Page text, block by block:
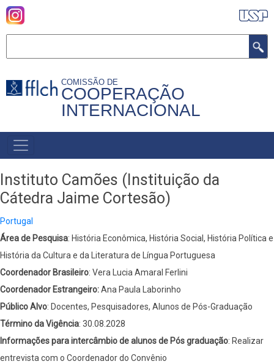
Pular
para
conteúdo
COMISSÃO DE
COOPERAÇÃO
INTERNACIONAL
MENU
PRIMÁRIO
Instituto Camões (Instituição da
Cátedra Jaime Cortesão)
Portugal
Área de Pesquisa: História Econômica, História Social, História Política e
História da Cultura e da Literatura de Língua Portuguesa
Coordenador Brasileiro: Vera Lucia Amaral Ferlini
Coordenador Estrangeiro:Ana Paula Laborinho
Público Alvo: Docentes, Pesquisadores, Alunos de Pós-Graduação
Término da Vigência: 30.08.2028
Informações para intercâmbio de alunos de Pós graduação: Realizar
entrevista com o Coordenador do Convênio